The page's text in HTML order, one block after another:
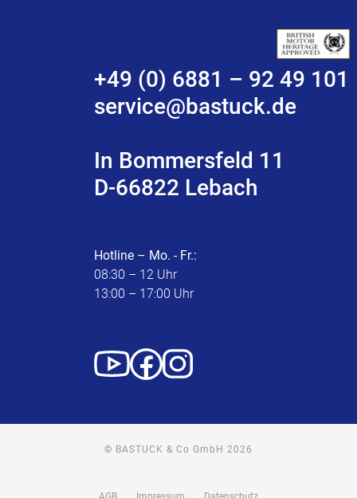
+49 (0) 6881 – 92 49 101
service@bastuck.de
In Bommersfeld 11
D-66822 Lebach
Hotline – Mo. - Fr.:
08:30 – 12 Uhr
13:00 – 17:00 Uhr
© BASTUCK & Co GmbH 2026